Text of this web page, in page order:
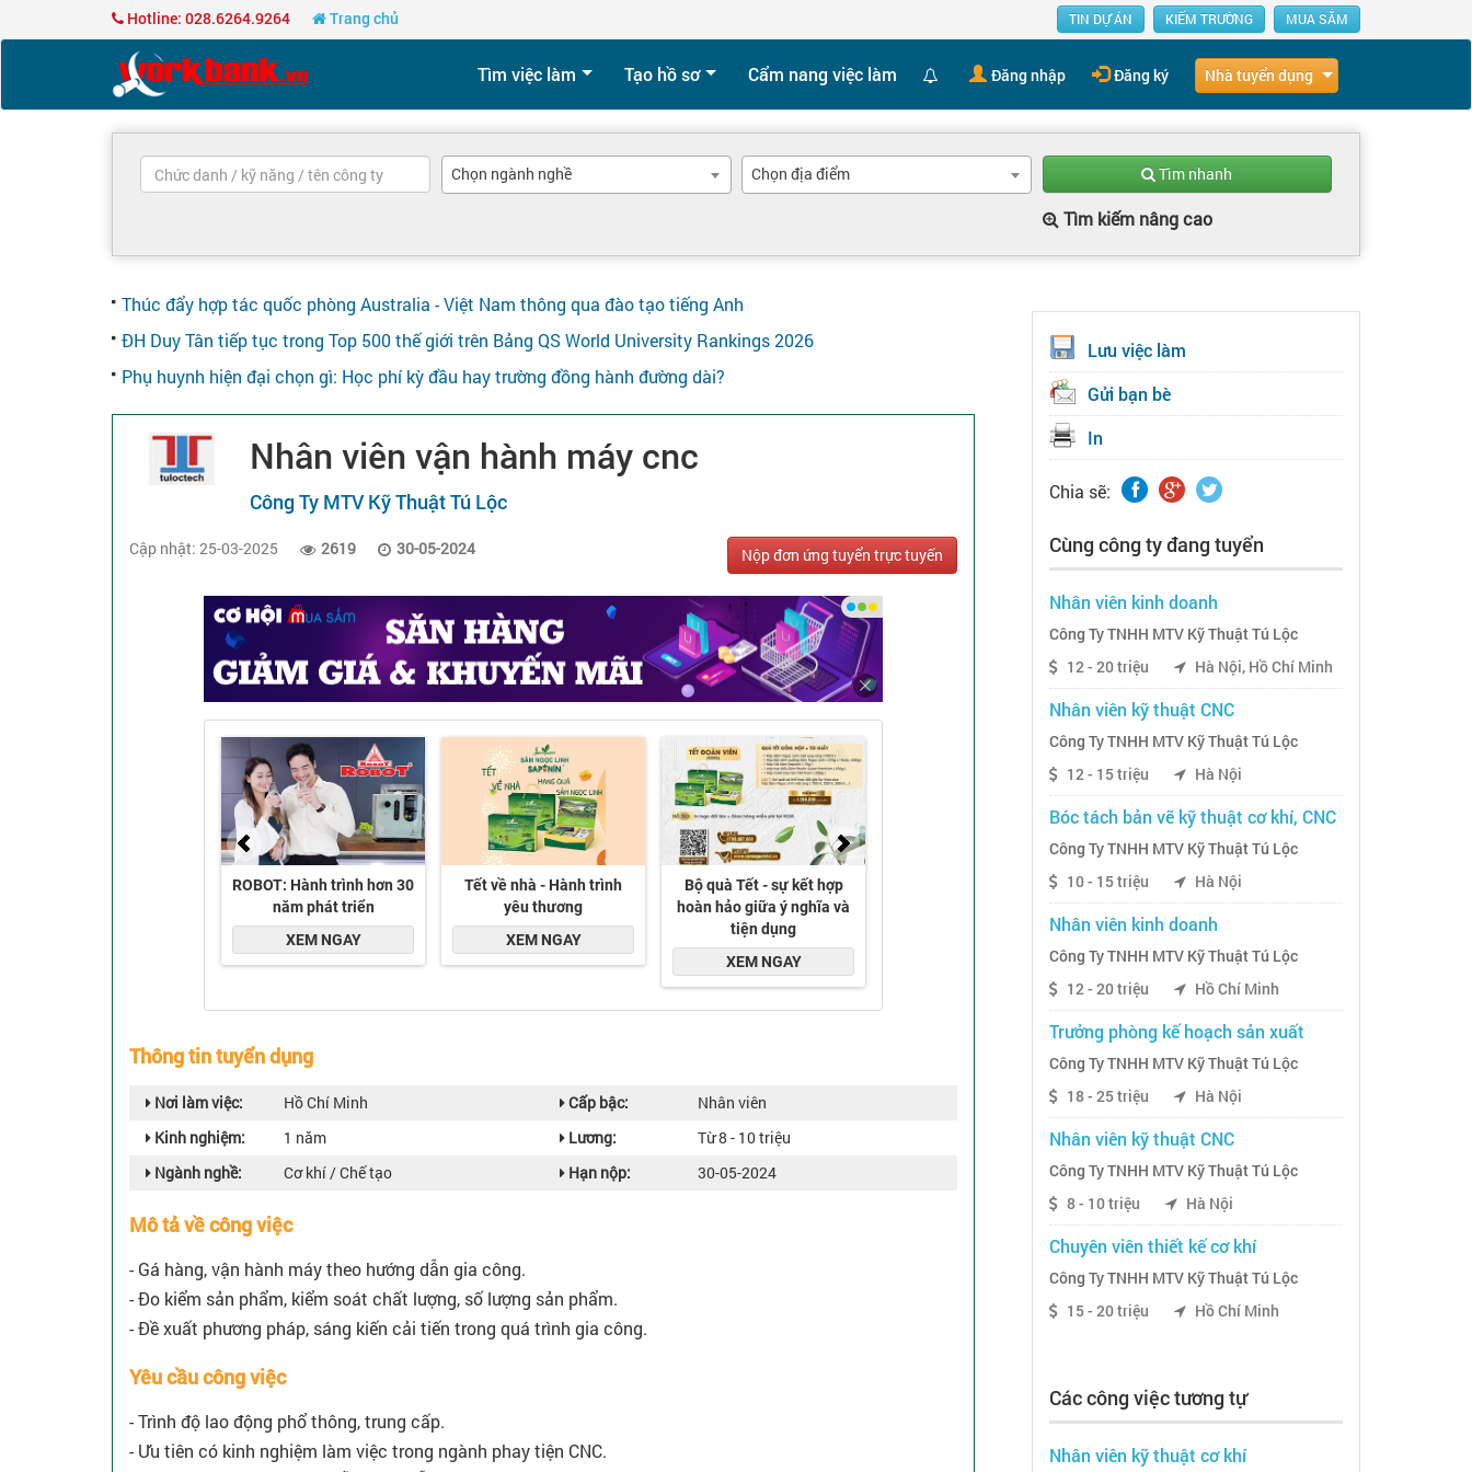
Hotline: 028.6264.9264 Trang chủ TIN DỰ ÁN KIẾM TRƯỜNG MUA SẮM
Tìm việc làm Tạo hồ sơ Cẩm nang việc làm Đăng nhập Đăng ký Nhà tuyển dụng
Chọn ngành nghề Chọn địa điểm Tìm nhanh
Tìm kiếm nâng cao
Thúc đẩy hợp tác quốc phòng Australia - Việt Nam thông qua đào tạo tiếng Anh
ĐH Duy Tân tiếp tục trong Top 500 thế giới trên Bảng QS World University Rankings 2026
Phụ huynh hiện đại chọn gì: Học phí kỳ đầu hay trường đồng hành đường dài?
Nhân viên vận hành máy cnc
Công Ty MTV Kỹ Thuật Tú Lộc
Cập nhật: 25-03-2025 2619 30-05-2024 Nộp đơn ứng tuyển trực tuyến
Thông tin tuyển dụng
Nơi làm việc:
Hồ Chí Minh
Kinh nghiệm:
1 năm
Ngành nghề:
Cơ khí / Chế tạo
Cấp bậc:
Nhân viên
Lương:
Từ 8 - 10 triệu
Hạn nộp:
30-05-2024
Mô tả về công việc
- Gá hàng, vận hành máy theo hướng dẫn gia công.
- Đo kiểm sản phẩm, kiểm soát chất lượng, số lượng sản phẩm.
- Đề xuất phương pháp, sáng kiến cải tiến trong quá trình gia công.
Yêu cầu công việc
- Trình độ lao động phổ thông, trung cấp.
- Ưu tiên có kinh nghiệm làm việc trong ngành phay tiện CNC.
Lưu việc làm
Gửi bạn bè
In
Chia sẽ:
Cùng công ty đang tuyển
Nhân viên kinh doanh
Công Ty TNHH MTV Kỹ Thuật Tú Lộc
12 - 20 triệu
Hà Nội, Hồ Chí Minh
Nhân viên kỹ thuật CNC
Công Ty TNHH MTV Kỹ Thuật Tú Lộc
12 - 15 triệu
Hà Nội
Bóc tách bản vẽ kỹ thuật cơ khí, CNC
Công Ty TNHH MTV Kỹ Thuật Tú Lộc
10 - 15 triệu
Hà Nội
Nhân viên kinh doanh
Công Ty TNHH MTV Kỹ Thuật Tú Lộc
12 - 20 triệu
Hồ Chí Minh
Trưởng phòng kế hoạch sản xuất
Công Ty TNHH MTV Kỹ Thuật Tú Lộc
18 - 25 triệu
Hà Nội
Nhân viên kỹ thuật CNC
Công Ty TNHH MTV Kỹ Thuật Tú Lộc
8 - 10 triệu
Hà Nội
Chuyên viên thiết kế cơ khí
Công Ty TNHH MTV Kỹ Thuật Tú Lộc
15 - 20 triệu
Hồ Chí Minh
Các công việc tương tự
Nhân viên kỹ thuật cơ khí